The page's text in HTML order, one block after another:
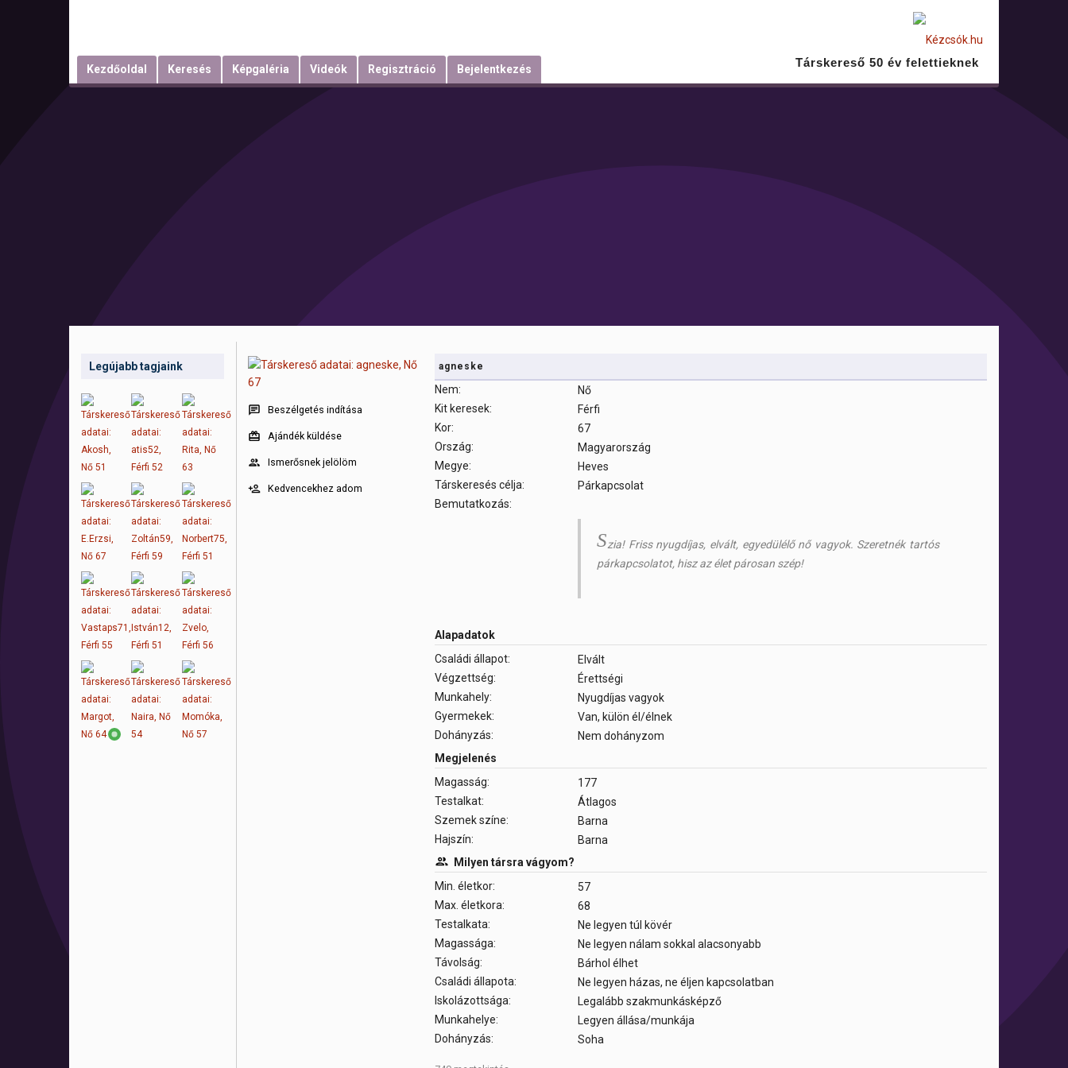
Kezdőoldal Keresés Képgaléria Videók Regisztráció Bejelentkezés Társkereső 50 év felettieknek
Legújabb tagjaink
Beszélgetés indítása
Ajándék küldése
Ismerősnek jelölöm
Kedvencekhez adom
agneske
Nem:
Nő
Kit keresek:
Férfi
Kor:
67
Ország:
Magyarország
Megye:
Heves
Társkeresés célja:
Párkapcsolat
Bemutatkozás:
Szia! Friss nyugdíjas, elvált, egyedülélő nő vagyok. Szeretnék tartós
párkapcsolatot, hisz az élet párosan szép!
Alapadatok
Családi állapot:
Elvált
Végzettség:
Érettségi
Munkahely:
Nyugdíjas vagyok
Gyermekek:
Van, külön él/élnek
Dohányzás:
Nem dohányzom
Megjelenés
Magasság:
177
Testalkat:
Átlagos
Szemek színe:
Barna
Hajszín:
Barna
Milyen társra vágyom?
Min. életkor:
57
Max. életkora:
68
Testalkata:
Ne legyen túl kövér
Magassága:
Ne legyen nálam sokkal alacsonyabb
Távolság:
Bárhol élhet
Családi állapota:
Ne legyen házas, ne éljen kapcsolatban
Iskolázottsága:
Legalább szakmunkásképző
Munkahelye:
Legyen állása/munkája
Dohányzás:
Soha